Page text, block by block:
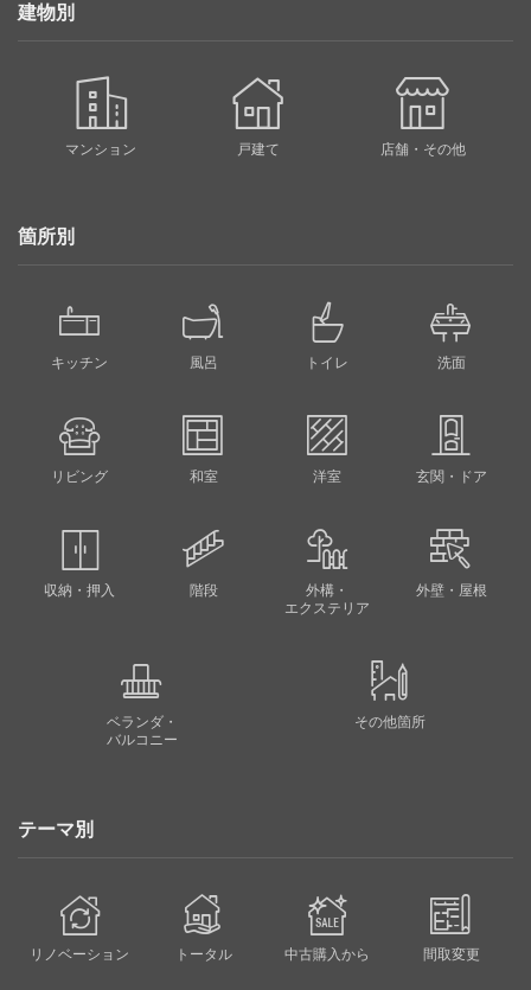
建物別
マンション 戸建て 店舗・その他
箇所別
キッチン 風呂 トイレ 洗面
リビング 和室 洋室 玄関・ドア
収納・押入 階段
外構・
エクステリア
外壁・屋根
ベランダ・
バルコニー
その他箇所
テーマ別
リノベーション トータル 中古購入から 間取変更